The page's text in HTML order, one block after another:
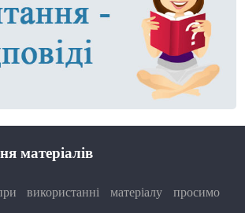
матеріалів
використанні матеріалу просимо